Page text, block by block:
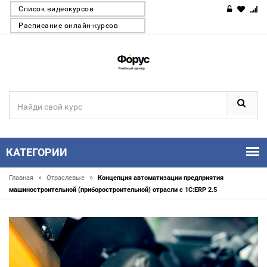
Список видеокурсов
Расписание онлайн-курсов
КАТЕГОРИИ
Главная » Отраслевые »
Концепция автоматизации предприятия
машиностроительной (приборостроительной) отрасли с 1С:ERP 2.5